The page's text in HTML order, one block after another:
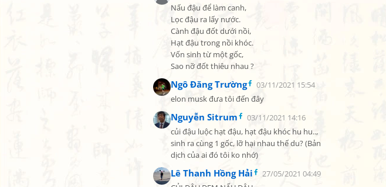
Nấu đậu để làm canh,
Lọc đậu ra lấy nước.
Cành đậu đốt dưới nồi,
Hạt đậu trong nồi khóc.
Vốn sinh từ một gốc,
Sao nỡ đốt thiêu nhau ?
Ngô Đăng Trường
03/11/2021 15:54
elon musk đưa tôi đến đây
Nguyễn Sitrum
03/11/2021 14:16
củi đậu luộc hạt đậu, hạt đậu khóc hu hu..,
sinh ra cùng 1 gốc, lỡ hại nhau thế du? (Bản
dịch của ai đó tôi ko nhớ)
Lê Thanh Hồng Hải
27/05/2021 04:49